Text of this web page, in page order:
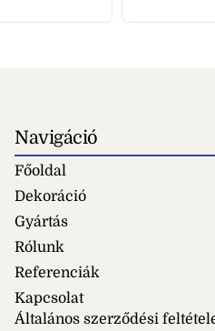
Navigáció
Főoldal
Dekoráció
Gyártás
Rólunk
Referenciák
Kapcsolat
Általános szerződési